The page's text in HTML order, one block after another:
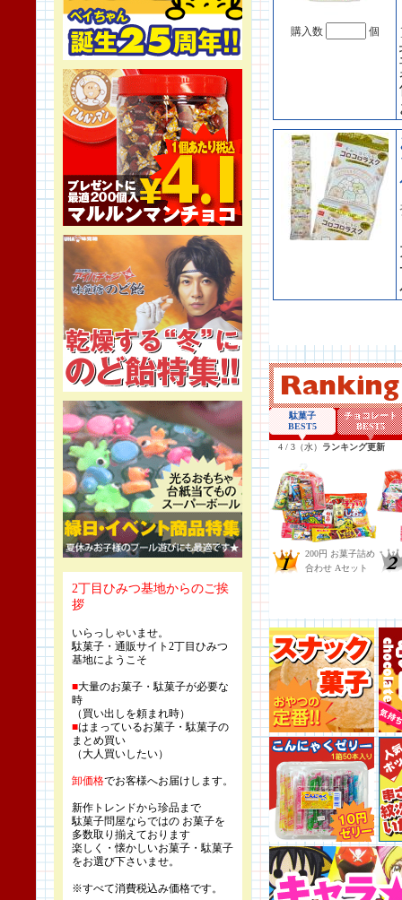
2丁目ひみつ基地からのご挨
拶
いらっしゃいませ。
駄菓子・通販サイト2丁目ひみつ
基地にようこそ
■大量のお菓子・駄菓子が必要な
時
（買い出しを頼まれ時）
■はまっているお菓子・駄菓子の
まとめ買い
（大人買いしたい）
卸価格でお客様へお届けします。
新作トレンドから珍品まで
駄菓子問屋ならではの お菓子を
多数取り揃えております
楽しく・懐かしいお菓子・駄菓子
をお選び下さいませ。
※すべて消費税込み価格です。
購入数 個